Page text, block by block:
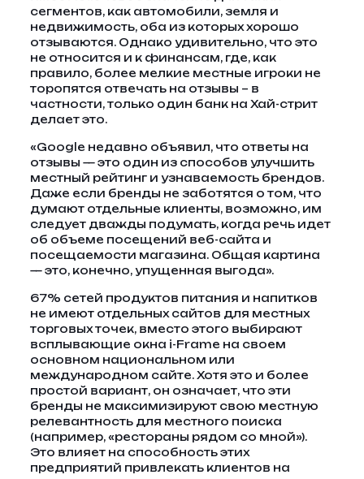
сегментов, как автомобили, земля и
недвижимость, оба из которых хорошо
отзываются. Однако удивительно, что это
не относится и к финансам, где, как
правило, более мелкие местные игроки не
торопятся отвечать на отзывы – в
частности, только один банк на Хай-стрит
делает это.
«Google недавно объявил, что ответы на
отзывы — это один из способов улучшить
местный рейтинг и узнаваемость брендов.
Даже если бренды не заботятся о том, что
думают отдельные клиенты, возможно, им
следует дважды подумать, когда речь идет
об объеме посещений веб-сайта и
посещаемости магазина. Общая картина
— это, конечно, упущенная выгода».
67% сетей продуктов питания и напитков
не имеют отдельных сайтов для местных
торговых точек, вместо этого выбирают
всплывающие окна i-Frame на своем
основном национальном или
международном сайте. Хотя это и более
простой вариант, он означает, что эти
бренды не максимизируют свою местную
релевантность для местного поиска
(например, «рестораны рядом со мной»).
Это влияет на способность этих
предприятий привлекать клиентов на